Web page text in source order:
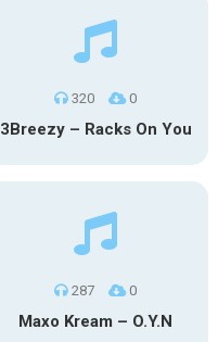
320 0
3Breezy – Racks On You
287 0
Maxo Kream – O.Y.N